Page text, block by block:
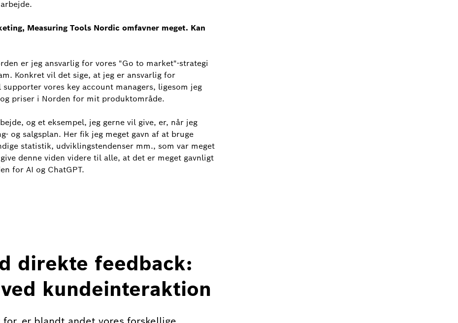
Measuring Tools Nordic omfavner meget. Kan
er jeg ansvarlig for vores "Go to market"-strategi
Konkret vil det sige, at jeg er ansvarlig for
vores key account managers, ligesom jeg
priser i Norden for mit produktområde.
og et eksempel, jeg gerne vil give, er, når jeg
og salgsplan. Her fik jeg meget gavn af at bruge
statistik, udviklingstendenser mm., som var meget
denne viden videre til alle, at det er meget gavnligt
for AI og ChatGPT.
direkte feedback:
kundeinteraktion